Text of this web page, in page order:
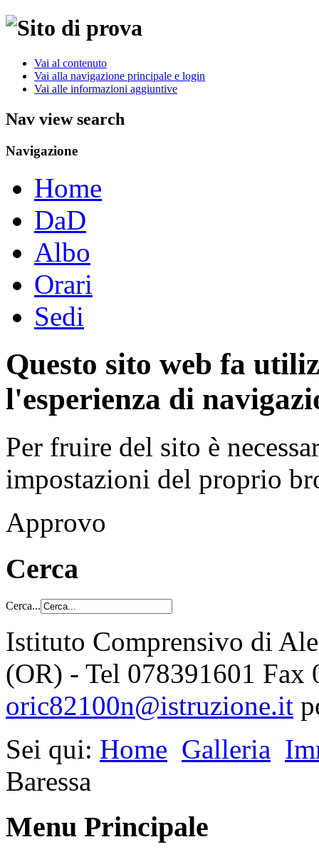
Vai al contenuto
Vai alla navigazione principale e login
Vai alle informazioni aggiuntive
Nav view search
Navigazione
Home
DaD
Albo
Orari
Sedi
Questo sito web fa
l'esperienza di
Per fruire del sito è
impostazioni del proprio
Approvo
Cerca
Cerca...
Istituto Comprensivo di
(OR) - Tel 078391601 Fax
oric82100n@istruzione.it
Sei qui: Home Galleria
Baressa
Menu Principale